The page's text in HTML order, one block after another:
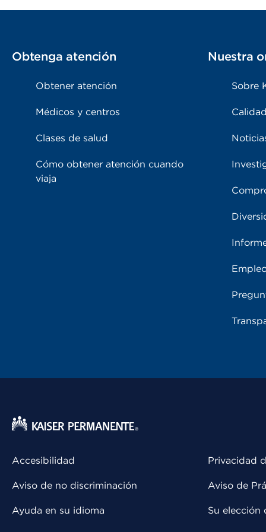
Obtenga atención
Obtener atención
Médicos y centros
Clases de salud
Cómo obtener atención cuando
viaja
Nuestra
Sobre
Accesibilidad
Aviso de no discriminación
Ayuda en su idioma
Privacidad
Aviso de
Su elección